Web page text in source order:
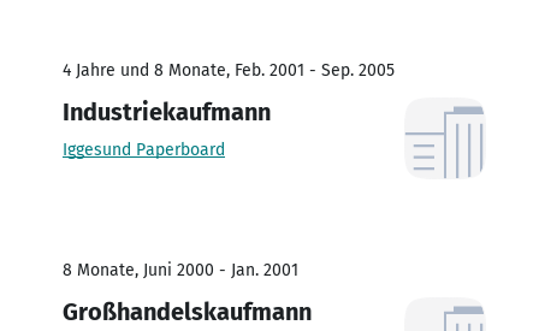
4 Jahre und 8 Monate, Feb. 2001 - Sep. 2005
Industriekaufmann
Iggesund Paperboard
8 Monate, Juni 2000 - Jan. 2001
Großhandelskaufmann